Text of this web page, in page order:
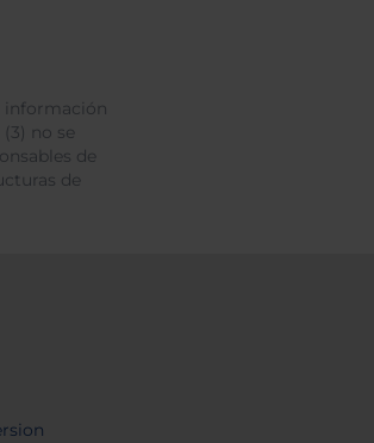
información
no se
de
de